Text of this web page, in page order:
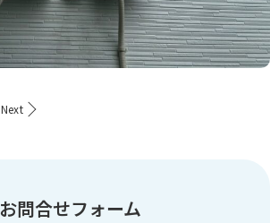
Next
お問合せフォーム